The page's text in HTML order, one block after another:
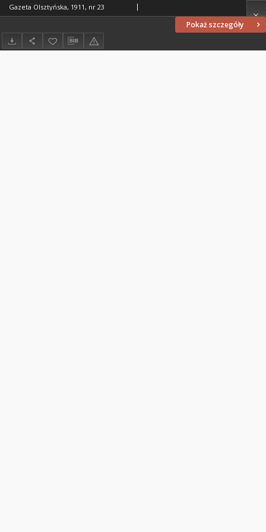
Pokaż szczegóły
Gazeta Olsztyńska, 1911, nr 23